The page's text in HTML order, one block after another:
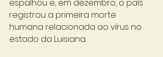
espalhou e, em dezembro, o país
registrou a primeira morte
humana relacionada ao vírus no
estado da Luisiana.